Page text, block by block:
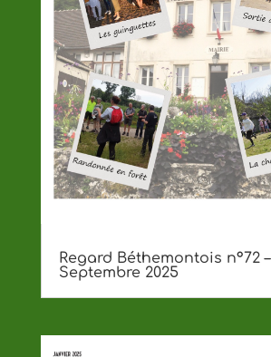
Regard Béthemontois n°72 –
Septembre 2025